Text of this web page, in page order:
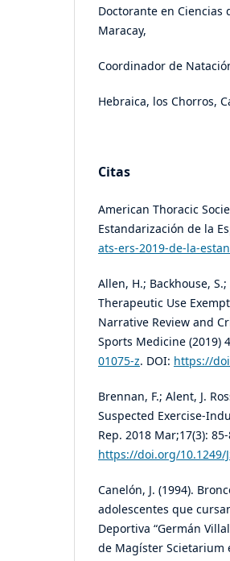
Doctorante en Ciencias
Maracay,
Coordinador de
Hebraica, los Chorros,
Citas
American Thoracic
Estandarización de la
ats-ers-2019-de-la-
Allen, H.; Backhouse,
Therapeutic Use
Narrative Review and
Sports Medicine (2019)
01075-z. DOI: https://
Brennan, F.; Alent, J.
Suspected Exercise-
Rep. 2018 Mar;17(3):
https://doi.org/10.1249/
Canelón, J. (1994).
adolescentes que
Deportiva “Germán
de Magíster Scietarium